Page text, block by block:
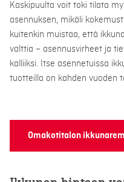
Kaskipuulta voit toki tilata
asennuksen, mikäli
kuitenkin muistaa, että
valttia – asennusvirheet ja
kalliiksi. Itse asennetuissa
tuotteilla on kahden vuoden
Omakotitalon